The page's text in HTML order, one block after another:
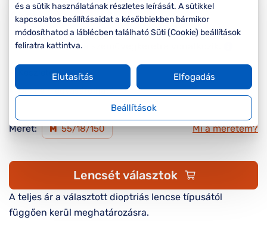
Akciós ár: 11.000 Ft
A feltűntetett ár a szemüvegkeretre vonatkozik.
Készleten
Online megvásárolható
Méret: M 55/18/150 Mi a méretem?
Lencsét választok
A teljes ár a választott dioptriás lencse típusától
függően kerül meghatározásra.
és a sütik használatának részletes leírását. A sütikkel
kapcsolatos beállításaidat a későbbiekben bármikor
módosíthatod a láblécben található Süti (Cookie) beállítások
feliratra kattintva.
Beállítások
Elutasítás Elfogadás